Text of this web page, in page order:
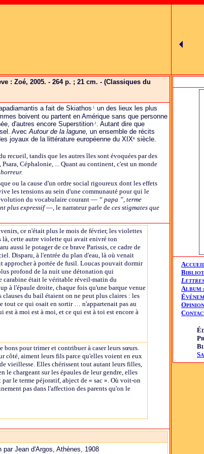
: Zoé, 2005. - 264 p. ; 21 cm. - (Classiques du
a fait de Skiathos 1
un des lieux les plus
boivent ou partent en Amérique sans que personne
d'autres encore Superstition 2 . Autant dire que
AvecAutour de la lagune, un ensemble de récits
joyaux de la littérature européenne du XIXe siècle.
recueil, tandis que les autres îles sont évoquées par des
Céphalonie, ... Quant au continent, c'est un monde
ou la cause d'un ordre social rigoureux dont les effets
les tensions au sein d'une communauté pour qui le
du vocabulaire courant — “ papa ”, terme
plus expressif—, le narrateur parle de ces stigmates que
ce n'était plus le mois de février, les violettes
là, cette autre violette qui avait enivré ton
aussi le potager de ce brave Parissis, ce cadre de
Disparu, à l'entrée du plan d'eau, là où venait
approcher à portée de fusil. Loucas pouvait dormir
profond de la nuit une détonation qui
carabine était le véritable réveil-matin du
à l'épaule droite, chaque fois qu'une barque venue
du bail étaient on ne peut plus claires : les
tout ce qui osait en sortir … n'appartenait pas au
à moi est à moi, et ce qui est à toi est encore à
bons pour trimer et contribuer à caser leurs sœurs.
côté, aiment leurs fils parce qu'elles voient en eux
vieillesse. Elles chérissent tout autant leurs filles,
le chargeant sur les épaules de leur gendre, elles
le terme péjoratif, abject de « sac ». Où voit-on
pas dans l'affection des parents qu'on le
Jean d'Argos, Athènes, 1908
A
B
L
ALBUM :
É
O
C
É
P
B
S